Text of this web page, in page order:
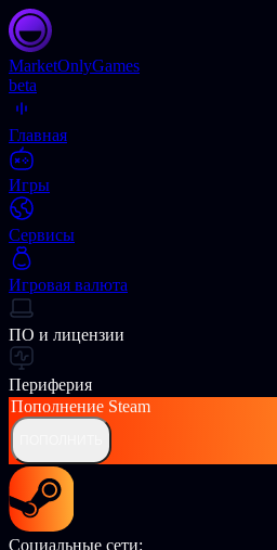
MarketOnlyGames
beta
Главная
Игры
Сервисы
Игровая валюта
ПО и лицензии
Периферия
Пополнение Steam
Социальные сети: